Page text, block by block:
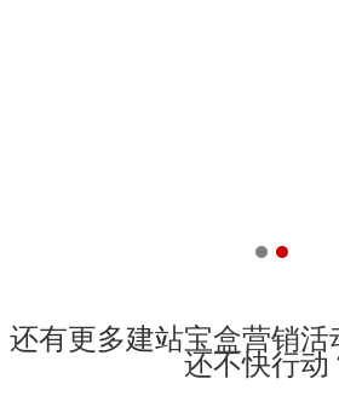
还有更多建站宝盒营销活
还不快行动